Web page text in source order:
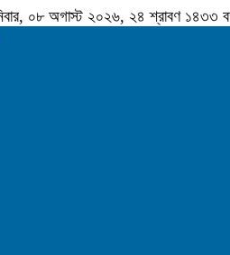
০৮ অগাস্ট ২০২৬, ২৪ শ্রাবণ ১৪৩৩